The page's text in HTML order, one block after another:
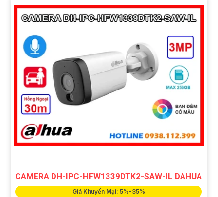
lúc mọi nơi thông qua ứng dụng di động.
CAMERA DH-IPC-HFW1339DTK2-SAW-IL DAHUA
Giá Khuyến Mại: 5%-35%